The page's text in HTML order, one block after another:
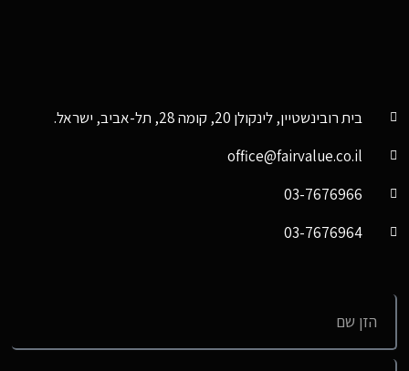
בית רובינשטיין, לינקולן 20, קומה 28, תל-אביב, ישראל.
office@fairvalue.co.il
03-7676966
03-7676964